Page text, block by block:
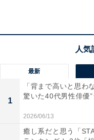
業との連携が進んでい
経済・経営などの分野
立ができる点も魅力で
ここ」と思わせる安心
持を集めました。
回答者のコメントを見
の頃東京に行ってい
最新
1
「背まで高いと思わ
驚いた40代男性俳優
2026/06/13
癒し系だと思う「